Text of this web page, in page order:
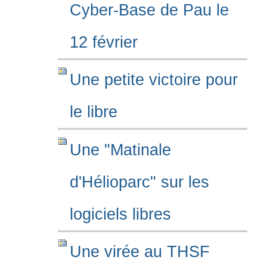
Cyber-Base de Pau le
12 février
Une petite victoire pour
le libre
Une "Matinale
d'Hélioparc" sur les
logiciels libres
Une virée au THSF